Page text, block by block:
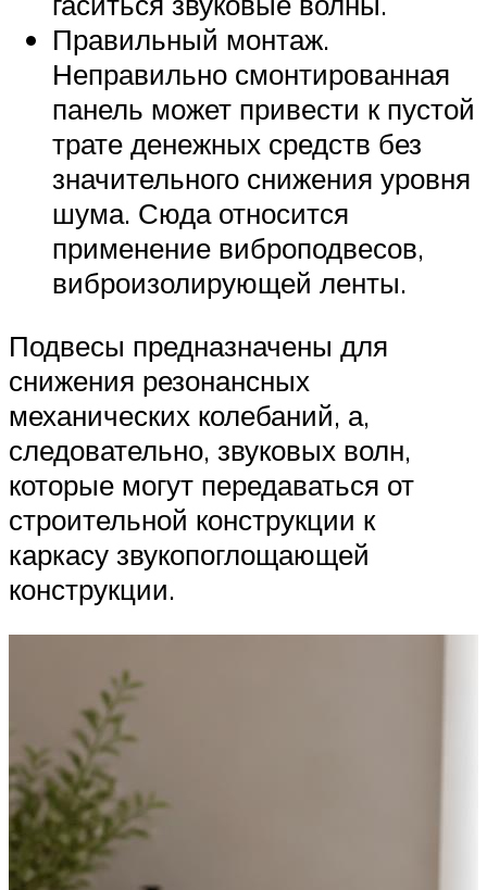
Правильный монтаж.
Неправильно смонтированная
панель может привести к пустой
трате денежных средств без
значительного снижения уровня
шума. Сюда относится
применение виброподвесов,
виброизолирующей ленты.
Подвесы предназначены для
снижения резонансных
механических колебаний, а,
следовательно, звуковых волн,
которые могут передаваться от
строительной конструкции к
каркасу звукопоглощающей
конструкции.